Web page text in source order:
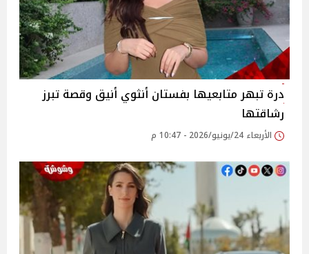
درة تبهر متابعيها بفستان أنثوي أنيق وقصة تبرز
رشاقتها
الأربعاء 24/يونيو/2026 - 10:47 م